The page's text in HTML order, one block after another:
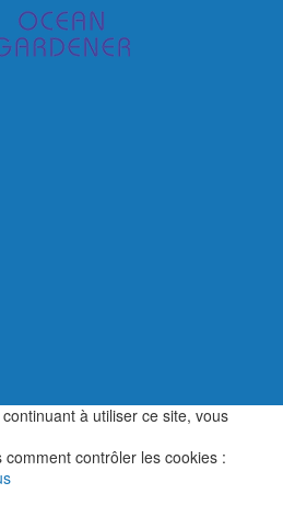
à utiliser ce site, vous
contrôler les cookies :